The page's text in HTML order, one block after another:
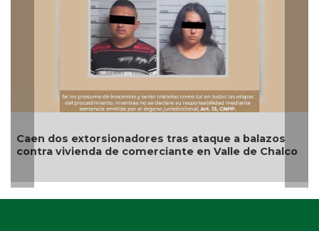
tras ataque a balazos
en Valle de Chalco
Aseguran más de una
camión en Tabasco;